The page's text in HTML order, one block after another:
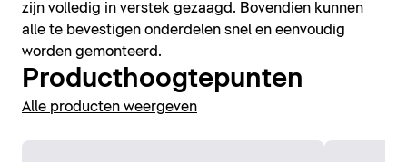
zijn volledig in verstek gezaagd. Bovendien kunnen
alle te bevestigen onderdelen snel en eenvoudig
worden gemonteerd.
Producthoogtepunten
Alle producten weergeven